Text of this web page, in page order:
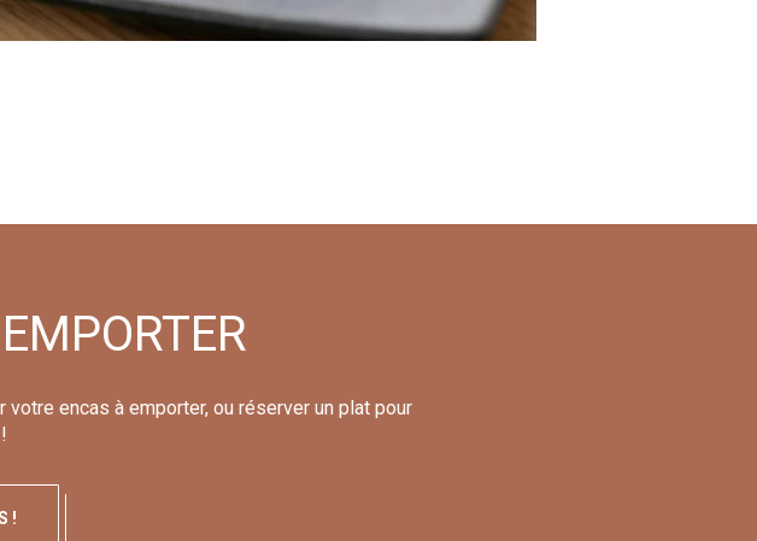
encas à emporter, ou réserver un plat pour
!